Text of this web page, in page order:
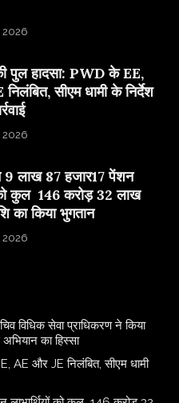
2026
पुल हादसा: PWD के EE,
सीएम धामी के निर्देश
2026
9 लाख 87 हजार17 पेंशन
को कुल 146 करोड़ 32 लाख
का किया भुगतान
2026
विधिक सेवा प्राधिकरण ने किया
का हिस्सा
AE और JE निलंबित, सीएम धामी